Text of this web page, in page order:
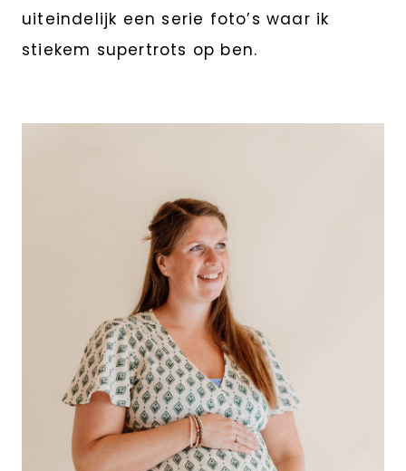
uiteindelijk een serie foto’s waar ik
stiekem supertrots op ben.